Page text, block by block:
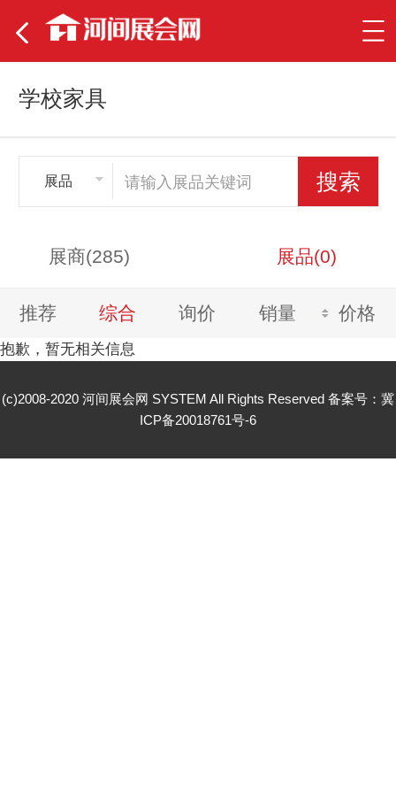
学校家具
展品
展商(285) 展品(0)
推荐 综合 询价 销量 价格
抱歉，暂无相关信息
(c)2008-2020 河间展会网 SYSTEM All Rights Reserved 备案号： 冀
ICP备20018761号-6